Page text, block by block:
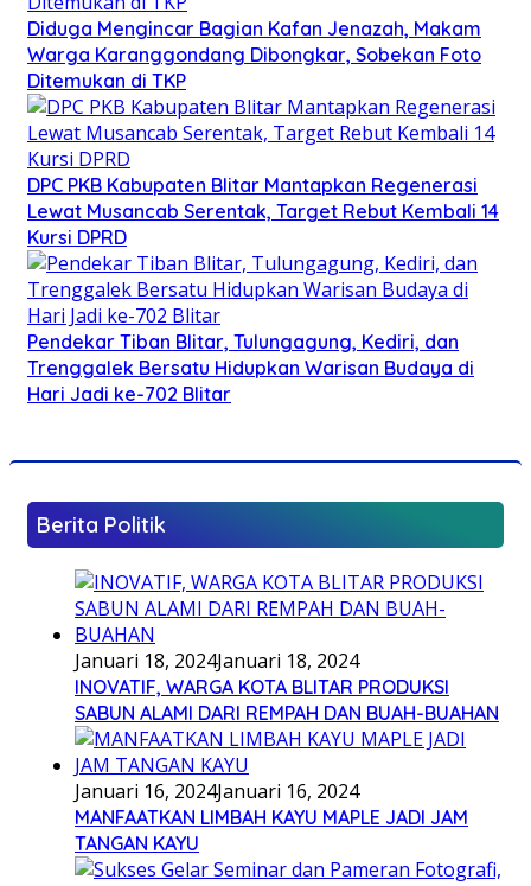
Diduga Mengincar Bagian Kafan Jenazah, Makam
Warga Karanggondang Dibongkar, Sobekan Foto
Ditemukan di TKP
DPC PKB Kabupaten Blitar Mantapkan Regenerasi
Lewat Musancab Serentak, Target Rebut Kembali 14
Kursi DPRD
Pendekar Tiban Blitar, Tulungagung, Kediri, dan
Trenggalek Bersatu Hidupkan Warisan Budaya di
Hari Jadi ke-702 Blitar
Berita Politik
Januari 18, 2024Januari 18, 2024
INOVATIF, WARGA KOTA BLITAR PRODUKSI
SABUN ALAMI DARI REMPAH DAN BUAH-BUAHAN
Januari 16, 2024Januari 16, 2024
MANFAATKAN LIMBAH KAYU MAPLE JADI JAM
TANGAN KAYU